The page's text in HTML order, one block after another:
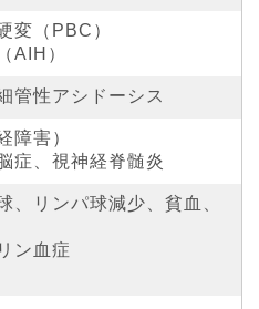
変（PBC）
AIH）
管性アシドーシス
障害）
症、視神経脊髄炎
、リンパ球減少、貧血、
ン血症